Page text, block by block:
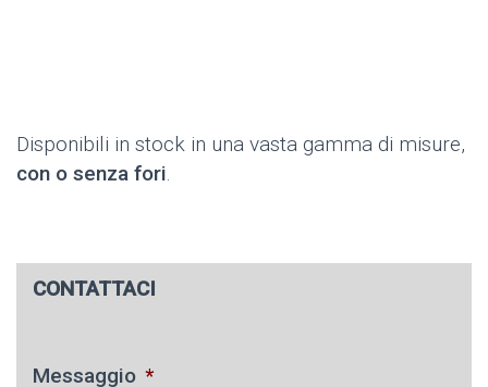
Disponibili in stock in una vasta gamma di misure,
con o senza fori.
CONTATTACI
Messaggio *